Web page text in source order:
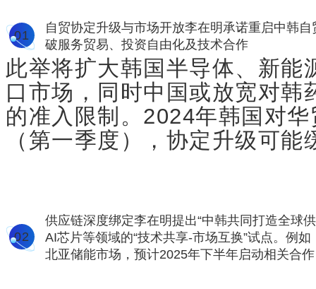
01
自贸协定升级与市场开放李在明承诺重启中韩
破服务贸易、投资自由化及技术合作
此举将扩大韩国半导体、新能
口市场，同时中国或放宽对韩
的准入限制。2024年韩国对
（第一季度），协定升级可能
02
供应链深度绑定李在明提出“中韩共同打造全球
AI芯片等领域的“技术共享-市场互换”试点。例
北亚储能市场，预计2025年下半年启动相关合作